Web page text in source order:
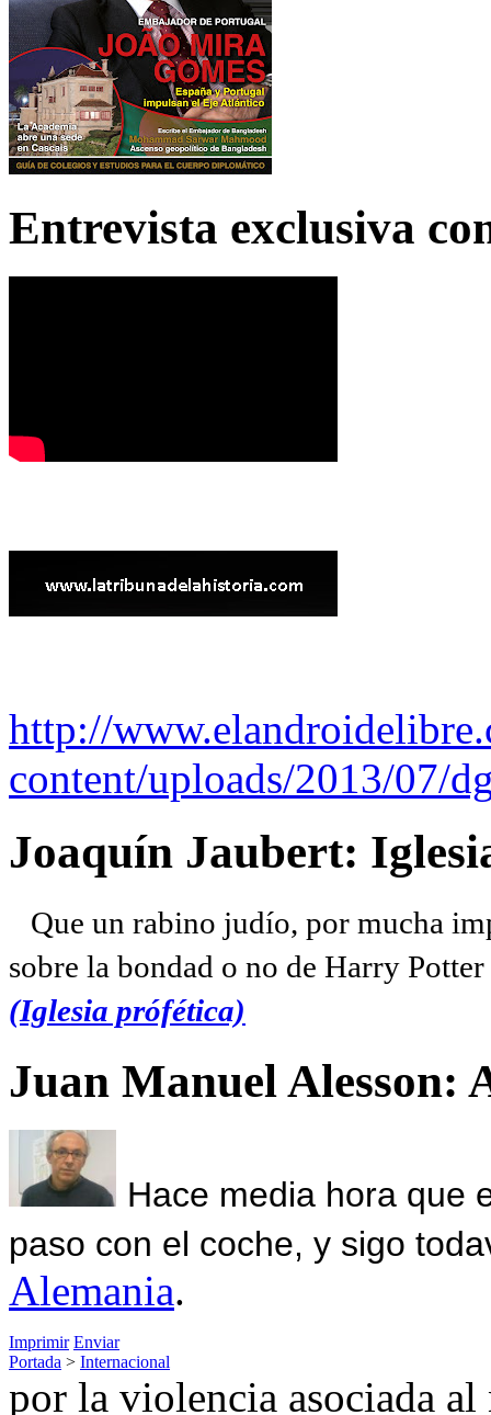
Entrevista exclusiva
http://
content/uploads/2013/07/
Joaquín Jaubert:
Que un rabino judío, por mucha
sobre la bondad o no de Harry
(Iglesia prófética)
Juan Manuel Alesson:
Hace media hora que
paso con el coche, y sigo
Alemania.
Imprimir Enviar
Portada > Internacional
por la violencia asociada